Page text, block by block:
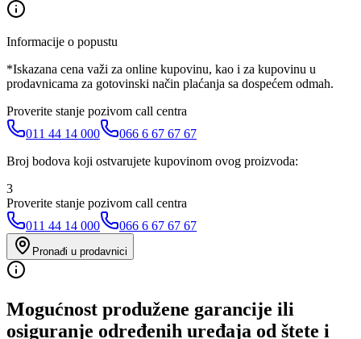
Informacije o popustu
*Iskazana cena važi za online kupovinu, kao i za kupovinu u
prodavnicama za gotovinski način plaćanja sa dospećem odmah.
Proverite stanje pozivom call centra
011 44 14 000
066 6 67 67 67
Broj bodova koji ostvarujete kupovinom ovog proizvoda:
3
Proverite stanje pozivom call centra
011 44 14 000
066 6 67 67 67
Pronađi u prodavnici
Mogućnost produžene garancije ili
osiguranje određenih uređaja od štete i